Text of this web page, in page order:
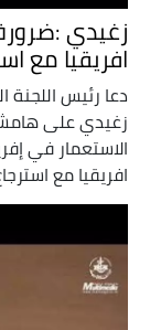
زغيدي :ضرورة
افريقيا مع
دعا رئيس اللجنة
زغيدي على هامش
الاستعمار في
افريقيا مع